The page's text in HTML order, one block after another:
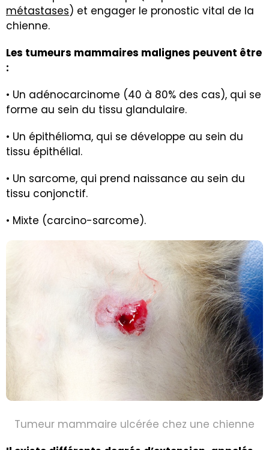
métastases) et engager le pronostic vital de la
chienne.
Les tumeurs mammaires malignes peuvent être
:
• Un adénocarcinome (40 à 80% des cas), qui se
forme au sein du tissu glandulaire.
• Un épithélioma, qui se développe au sein du
tissu épithélial.
• Un sarcome, qui prend naissance au sein du
tissu conjonctif.
• Mixte (carcino-sarcome).
Tumeur mammaire ulcérée chez une chienne